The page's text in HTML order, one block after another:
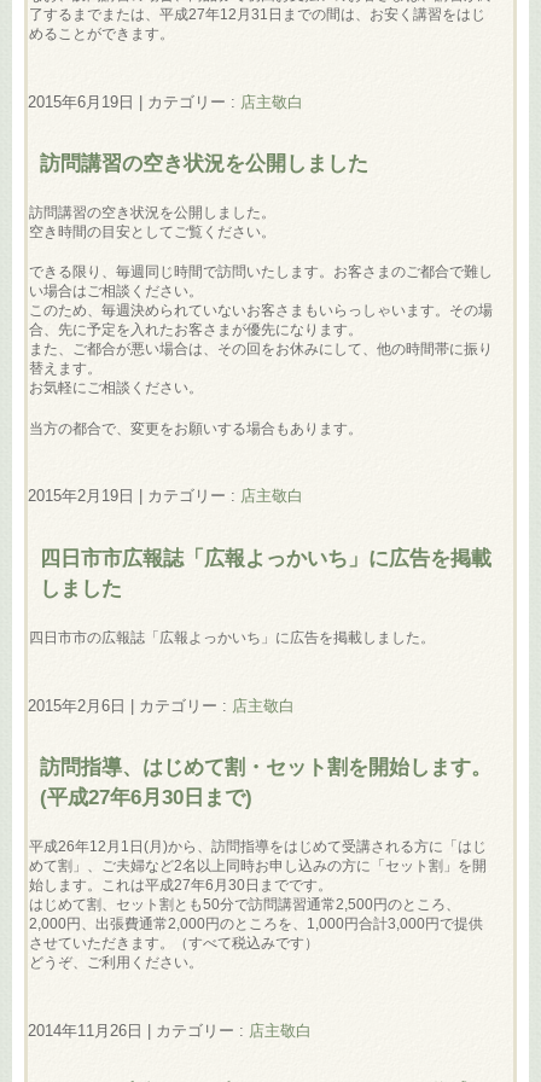
了するまでまたは、平成27年12月31日までの間は、お安く講習をはじ
めることができます。
2015年6月19日 | カテゴリー : 店主敬白
訪問講習の空き状況を公開しました
訪問講習の空き状況を公開しました。
空き時間の目安としてご覧ください。
できる限り、毎週同じ時間で訪問いたします。お客さまのご都合で難し
い場合はご相談ください。
このため、毎週決められていないお客さまもいらっしゃいます。その場
合、先に予定を入れたお客さまが優先になります。
また、ご都合が悪い場合は、その回をお休みにして、他の時間帯に振り
替えます。
お気軽にご相談ください。
当方の都合で、変更をお願いする場合もあります。
2015年2月19日 カテゴリー : 店主敬白
四日市市広報誌「広報よっかいち」に広告を掲載
しました
四日市市の広報誌「広報よっかいち」に広告を掲載しました。
2015年2月6日 | カテゴリー : 店主敬白
訪問指導、はじめて割・セット割を開始します。
(平成27年6月30日まで)
平成26年12月1日(月)から、訪問指導をはじめて受講される方に「はじ
めて割」、ご夫婦など2名以上同時お申し込みの方に「セット割」を開
始します。これは平成27年6月30日までです。
はじめて割、セット割とも50分で訪問講習通常2,500円のところ、
2,000円、出張費通常2,000円のところを、1,000円合計3,000円で提供
させていただきます。（すべて税込みです）
どうぞ、ご利用ください。
2014年11月26日 カテゴリー : 店主敬白